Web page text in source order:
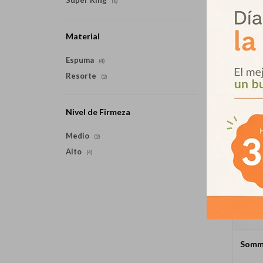
Material
Espuma (4)
Resorte (2)
Nivel de Firmeza
Medio (2)
Alto (4)